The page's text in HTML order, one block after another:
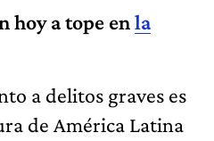
hoy a tope enla
a delitos graves es
de América Latina